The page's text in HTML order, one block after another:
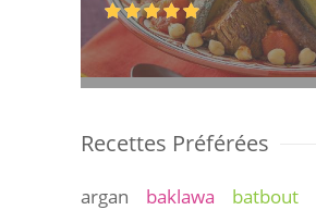
Recettes Préférées
argan baklawa batbout